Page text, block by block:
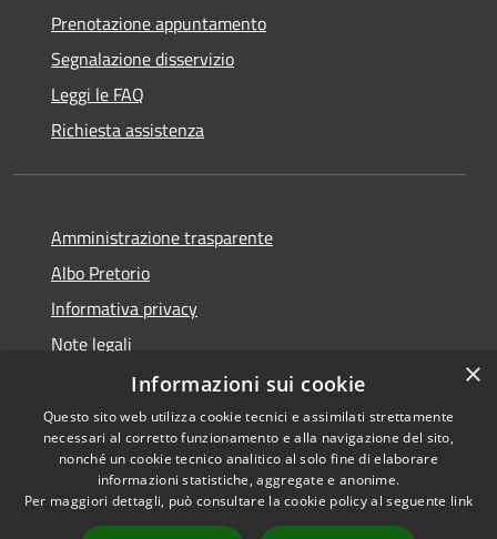
Prenotazione appuntamento
Segnalazione disservizio
Leggi le FAQ
Richiesta assistenza
Amministrazione trasparente
Albo Pretorio
Informativa privacy
Note legali
Dichiarazione di accessibilità
RSS
Accessibilità
Copyright © 2021 • Città
di San Benedetto Po •
×
Informazioni sui cookie
Questo sito web utilizza cookie tecnici e assimilati strettamente
necessari al corretto funzionamento e alla navigazione del sito,
nonché un cookie tecnico analitico al solo fine di elaborare
informazioni statistiche, aggregate e anonime.
Per maggiori dettagli, può consultare la cookie policy al seguente link